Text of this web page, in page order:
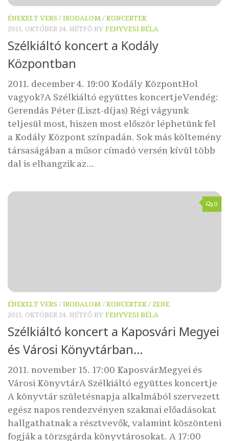
ÉNEKELT VERS /IRODALOM/KONCERTEK
2011. OKTÓBER 24. HÉTFŐ BY FENYVESI BÉLA
Szélkiáltó koncert a Kodály
Központban
2011. december 4. 19:00 Kodály KözpontHol
vagyok?A Szélkiáltó együttes koncertjeVendég:
Gerendás Péter (Liszt-díjas) Régi vágyunk
teljesül most, hiszen most először léphetünk fel
a Kodály Központ színpadán. Sok más költemény
társaságában a műsor címadó versén kívül több
dal is elhangzik az...
0
ÉNEKELT VERS /IRODALOM/KONCERTEK/ ZENE
2011. OKTÓBER 24. HÉTFŐ BY FENYVESI BÉLA
Szélkiáltó koncert a Kaposvári Megyei
és Városi Könyvtárban…
2011. november 15. 17:00 KaposvárMegyei és
Városi KönyvtárA Szélkiáltó együttes koncertje
A könyvtár születésnapja alkalmából szervezett
egész napos rendezvényen szakmai előadásokat
hallgathatnak a résztvevők, valamint köszönteni
fogják a törzsgárda könyvtárosokat. A 17:00